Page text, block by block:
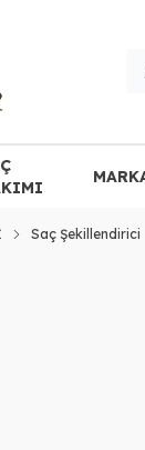
Saç Şekillendirici